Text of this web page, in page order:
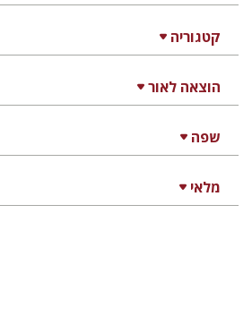
קטגוריה
הוצאה לאור
שפה
מלאי